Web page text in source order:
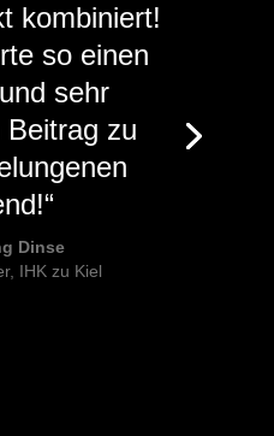
kombiniert!
so einen
sehr
zu
Dinse
IHK zu Kiel